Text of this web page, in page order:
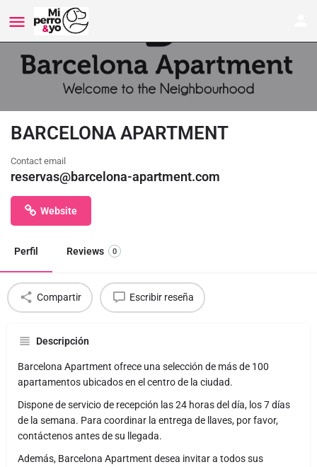
BARCELONA APARTMENT
Contact email
reservas@barcelona-apartment.com
Website
Perfil Reviews 0
Compartir Escribir reseña
Descripción
Barcelona Apartment ofrece una selección de más de 100
apartamentos ubicados en el centro de la ciudad.
Dispone de servicio de recepción las 24 horas del día, los 7 días
de la semana. Para coordinar la entrega de llaves, por favor,
contáctenos antes de su llegada.
Además, Barcelona Apartment desea invitar a todos sus